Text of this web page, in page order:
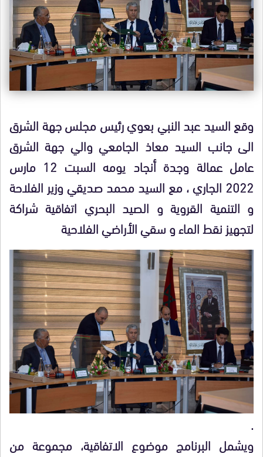
وقع السيد عبد النبي بعوي رئيس مجلس جهة الشرق
الى جانب السيد معاذ الجامعي والي جهة الشرق
عامل عمالة وجدة أنجاد يومه السبت 12 مارس
2022 الجاري ، مع السيد محمد صديقي وزير الفلاحة
و التنمية القروية و الصيد البحري اتفاقية شراكة
لتجهيز نقط الماء و سقي الأراضي الفلاحية
.
ويشمل البرنامج موضوع الاتفاقية، مجموعة من